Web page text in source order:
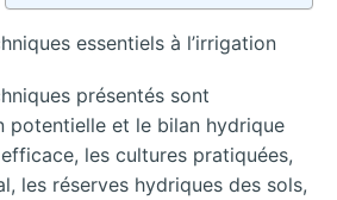
essentiels à l’irrigation
présentés sont
potentielle et le bilan hydrique
les cultures pratiquées,
les réserves hydriques des sols,